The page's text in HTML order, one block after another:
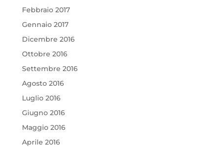
Febbraio 2017
Gennaio 2017
Dicembre 2016
Ottobre 2016
Settembre 2016
Agosto 2016
Luglio 2016
Giugno 2016
Maggio 2016
Aprile 2016